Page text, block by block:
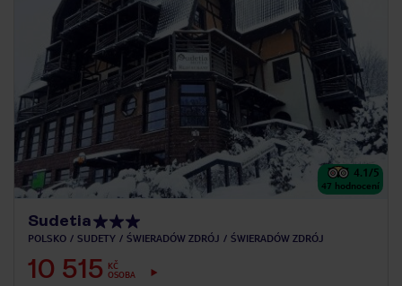
4.1/5
47 hodnocení
Sudetia
POLSKO SUDETY ŚWIERADÓW ZDRÓJ ŚWIERADÓW ZDRÓJ
10 515
KČ
OSOBA